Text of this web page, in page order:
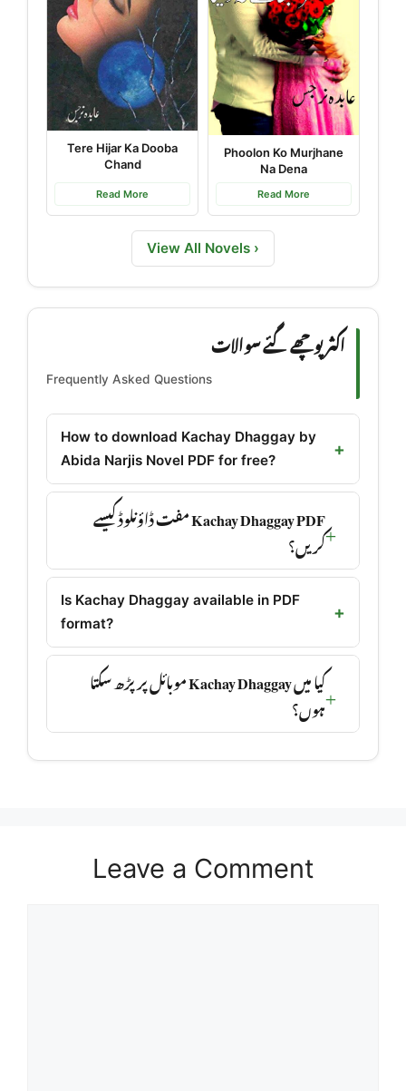
Tere Hijar Ka Dooba
Chand
Read More
Phoolon Ko Murjhane
Na Dena
Read More
View All Novels ›
اکثر پوچھے گئے سوالات
Frequently Asked Questions
How to download Kachay Dhaggay by
Abida Narjis Novel PDF for free?
Kachay Dhaggay PDF مفت ڈاؤنلوڈ کیسے
کریں؟
Is Kachay Dhaggay available in PDF
format?
کیا میں Kachay Dhaggay موبائل پر پڑھ سکتا
ہوں؟
Leave a Comment